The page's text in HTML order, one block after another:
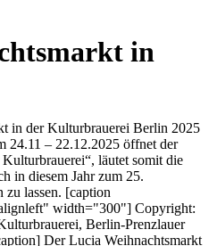
in
in der Kulturbrauerei Berlin 2025
24.11 – 22.12.2025 öffnet der
läutet somit die
in diesem Jahr zum 25.
lassen. [caption
width="300"] Copyright:
Berlin-Prenzlauer
Der Lucia Weihnachtsmarkt